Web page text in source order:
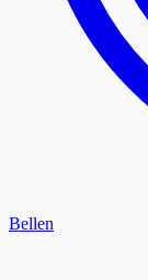
Bellen